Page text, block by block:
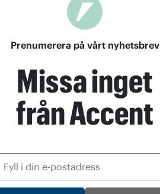
Prenumerera på vårt nyhetsbrev
Missa inget
från Accent